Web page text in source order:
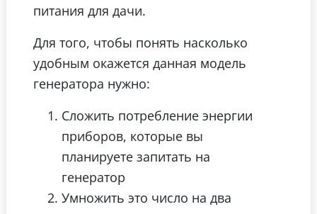
питания для дачи.
Для того, чтобы понять насколько
удобным окажется данная модель
генератора нужно:
Сложить потребление энергии
приборов, которые вы
планируете запитать на
генератор
Умножить это число на два